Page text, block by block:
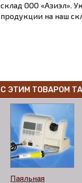
склад ООО «Азиэл».
продукции на наш
С ЭТИМ ТОВАРОМ
Паяльная